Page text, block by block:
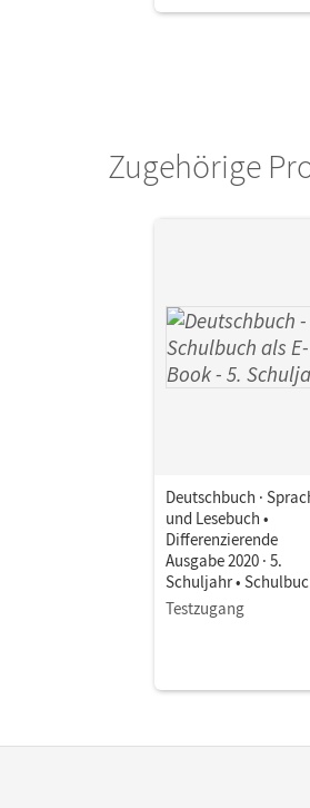
Zugehörige
Deutschbuch ·
und Lesebuch •
Differenzierende
Ausgabe 2020 · 5.
Schuljahr •
als E-Book Mit Medien
Testzugang